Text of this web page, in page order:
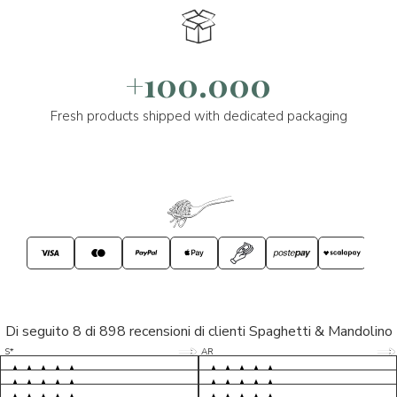
+100.000
Fresh products shipped with dedicated packaging
Di seguito 8 di 898 recensioni di clienti Spaghetti & Mandolino
S* 5/5
Tutto ok. Consegna celere , pacco
LP 5/5
M* 5/5
MC
AR 5/5
esperienza sicuramente positiva,
D* 5/5
S* 5/5